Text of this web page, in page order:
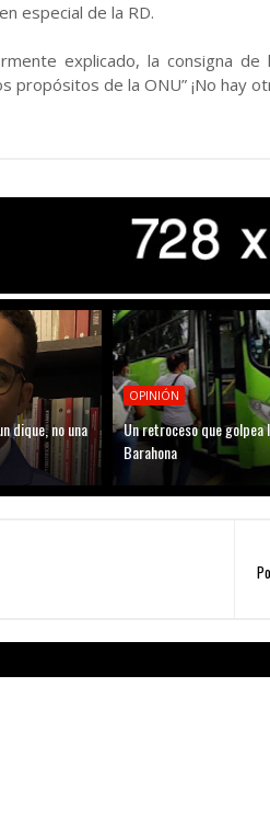
especial de la RD.
explicado, la consigna de
propósitos de la ONU” ¡No hay
dique, no una
OPINIÓN
Un retroceso que golpea
Barahona